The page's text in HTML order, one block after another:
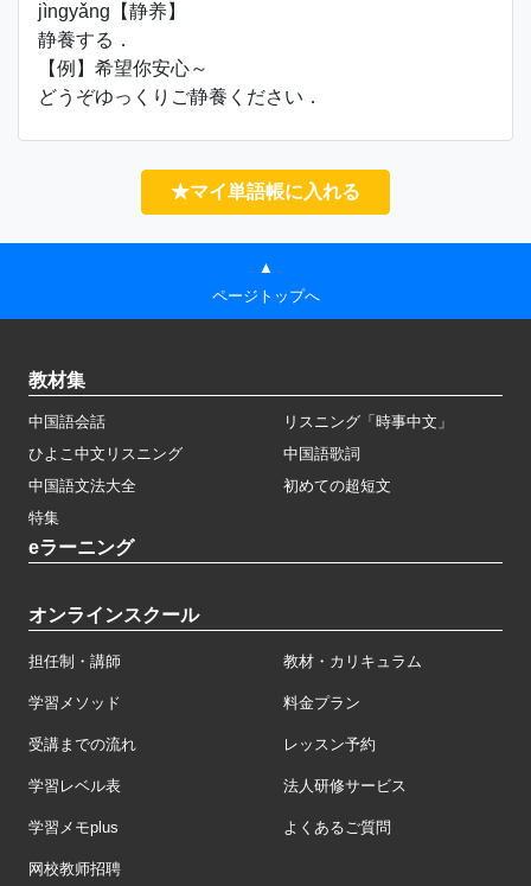
jìngyǎng【静养】
静養する．
【例】希望你安心～
どうぞゆっくりご静養ください．
★マイ単語帳に入れる
▲
ページトップへ
教材集
中国語会話
リスニング「時事中文」
ひよこ中文リスニング
中国語歌詞
中国語文法大全
初めての超短文
特集
eラーニング
オンラインスクール
担任制・講師 教材・カリキュラム
学習メソッド 料金プラン
受講までの流れ レッスン予約
学習レベル表 法人研修サービス
学習メモplus よくあるご質問
网校教师招聘